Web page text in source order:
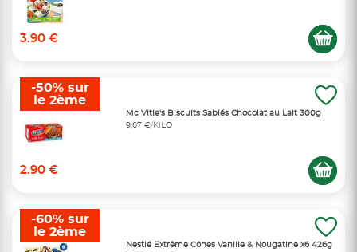
3.90 €
Mc Vitie's Biscuits Sablés Chocolat au Lait 300g
9,67 €/KILO
2.90 €
-50% sur
le 2ème
Nestlé Extrême Cônes Vanille & Nougatine x6 426g
-60% sur
le 2ème